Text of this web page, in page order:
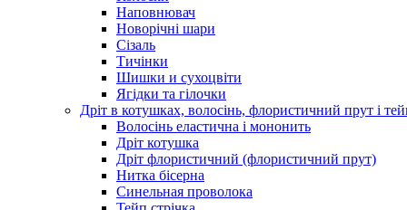
Наповнювач
Новорічні шари
Сізаль
Тичінки
Шишки и сухоцвіти
Ягідки та гілочки
Дріт в котушках, волосінь, флористичний прут і
Волосінь еластична і мононить
Дріт котушка
Дріт флористичний (флористичний прут)
Нитка бісерна
Синельная проволока